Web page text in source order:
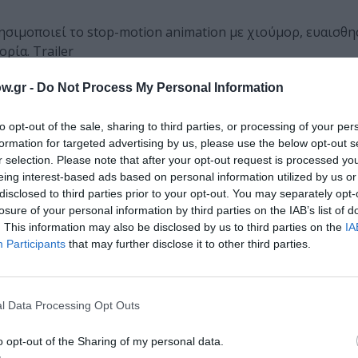
- Do Not Process My Personal Information
opt-out of the sale, sharing to third parties, or processing of your
for targeted advertising by us, please use the below opt-out
selection. Please note that after your opt-out request is processed
interest-based ads based on personal information utilized by us
to third parties prior to your opt-out. You may separately
of your personal information by third parties on the IAB’s list of
This information may also be disclosed by us to third parties on the
Participants that may further disclose it to other third parties.
Data Processing Opt Outs
opt-out of the Sharing of my personal data.
το stop-motion animation με χιούμορ,
Trailer
ταινία για τη ζωή και την απώλεια, για τα
δημιουργίες για την παιδική ηλικία, επίσημη πρόταση
Χουέσο πλάθει μια συγκλονιστική ιστορία για